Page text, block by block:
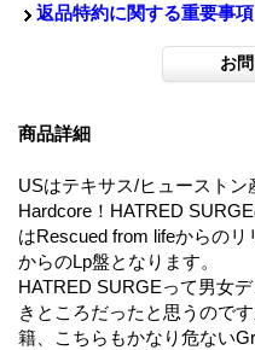
返品特約に関する重要事項
商品詳細
USはテキサス/ヒューストン
Hardcore！HATRED
はRescued from lifeからの
からのLp盤となります。
HATRED SURGEって男女
きところだったと思うので
籍、こちらもかなり危ない